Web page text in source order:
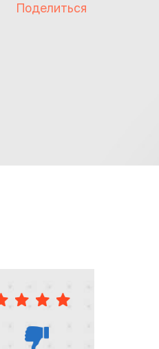
Поделиться